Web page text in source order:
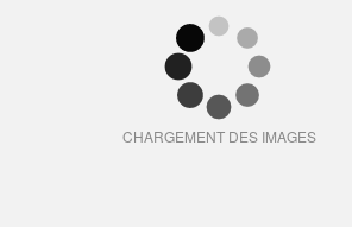
CHARGEMENT DES IMAGES